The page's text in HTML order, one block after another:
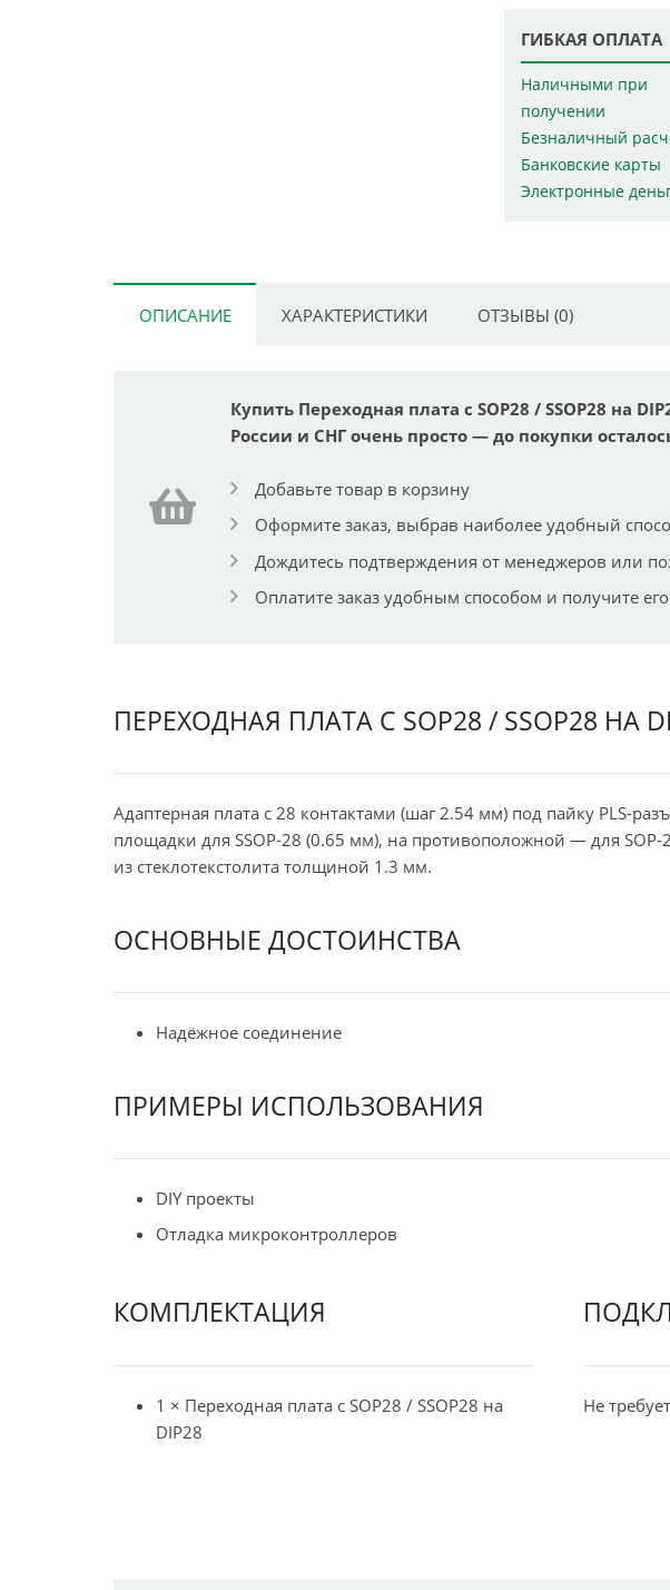
ГИБКАЯ ОПЛАТА
Наличными при
получении
Безналичный
Банковские карты
Электронные
ОПИСАНИЕ ХАРАКТЕРИСТИКИ ОТЗЫВЫ (0)
Купить Переходная плата с SOP28 / SSOP28 на
России и СНГ очень просто — до покупки
Добавьте товар в корзину
Оформите заказ, выбрав наиболее удобный
Дождитесь подтверждения от менеджеров или
Оплатите заказ удобным способом и получите
ПЕРЕХОДНАЯ ПЛАТА С SOP28 / SSOP28 НА
Адаптерная плата с 28 контактами (шаг 2.54 мм) под пайку PLS-
площадки для SSOP-28 (0.65 мм), на противоположной — для
из стеклотекстолита толщиной 1.3 мм.
ОСНОВНЫЕ ДОСТОИНСТВА
Надёжное соединение
ПРИМЕРЫ ИСПОЛЬЗОВАНИЯ
DIY проекты
Отладка микроконтроллеров
КОМПЛЕКТАЦИЯ
1 × Переходная плата с SOP28 / SSOP28 на
DIP28
Не